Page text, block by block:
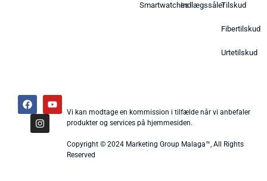
SmartwatchesIndlægssålerTilskud
Fibertilskud
Urtetilskud
Vi kan modtage en kommission i tilfælde når vi anbefaler
produkter og services på hjemmesiden.
Copyright © 2024 Marketing Group Malaga™, All Rights
Reserved